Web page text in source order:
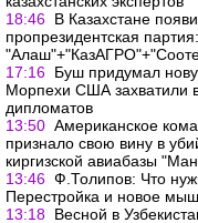
18:46 В Казахстане
пропрезидентская партия:
17:16 Буш придумал
Морпехи США захватили
дипломатов
13:50 Американское
признало свою вину в
киргизской авиабазы
13:46 Ф.Толипов: Что
Перестройка и новое
13:18 Весной в